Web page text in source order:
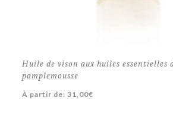
Huile de vison aux huiles essentielles
pamplemousse
À partir de: 31,00€